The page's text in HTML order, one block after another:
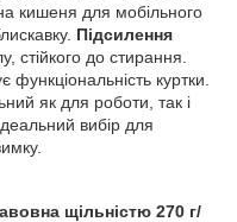
кишеня для мобільного
Підсилення
стійкого до стирання.
функціональність куртки.
як для роботи, так і
вибір для
щільністю 270 г/